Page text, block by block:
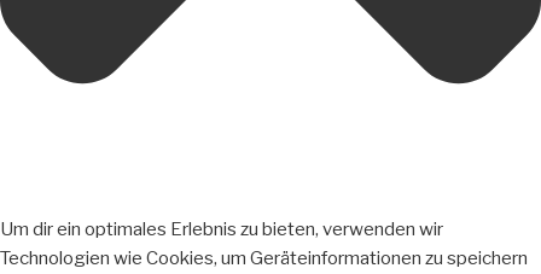
Um dir ein optimales Erlebnis zu bieten, verwenden wir
Technologien wie Cookies, um Geräteinformationen zu speichern